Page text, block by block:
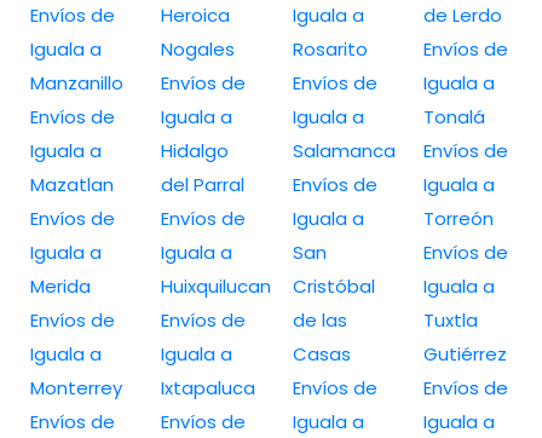
Envíos de
Iguala a
Manzanillo
Envíos de
Iguala a
Mazatlan
Envíos de
Iguala a
Merida
Envíos de
Iguala a
Monterrey
Envíos de
Heroica
Nogales
Envíos de
Iguala a
Hidalgo
del Parral
Envíos de
Iguala a
Huixquilucan
Envíos de
Iguala a
Ixtapaluca
Envíos de
Iguala a
Rosarito
Envíos de
Iguala a
Salamanca
Envíos de
Iguala a
San
Cristóbal
de las
Casas
Envíos de
Iguala a
de Lerdo
Envíos de
Iguala a
Tonalá
Envíos de
Iguala a
Torreón
Envíos de
Iguala a
Tuxtla
Gutiérrez
Envíos de
Iguala a